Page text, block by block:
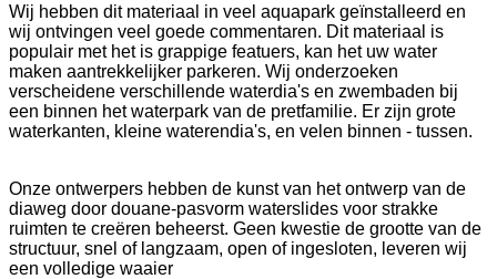
Wij hebben dit materiaal in veel aquapark geïnstalleerd en
wij ontvingen veel goede commentaren. Dit materiaal is
populair met het is grappige featuers, kan het uw water
maken aantrekkelijker parkeren. Wij onderzoeken
verscheidene verschillende waterdia's en zwembaden bij
een binnen het waterpark van de pretfamilie. Er zijn grote
waterkanten, kleine waterendia's, en velen binnen - tussen.
Onze ontwerpers hebben de kunst van het ontwerp van de
diaweg door douane-pasvorm waterslides voor strakke
ruimten te creëren beheerst. Geen kwestie de grootte van de
structuur, snel of langzaam, open of ingesloten, leveren wij
een volledige waaier